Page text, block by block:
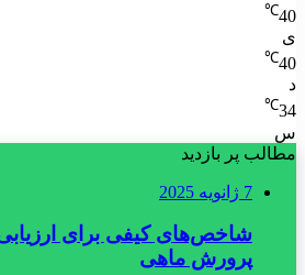
40
℃
ی
40
℃
د
34
℃
س
مطالب پر بازدید
7 ژانویه 2025
شاخص‌های کیفی برای
پرورش ماهی